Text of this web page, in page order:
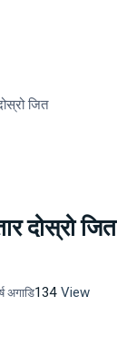
जित
दोस्रो जित
अगाडि134 View